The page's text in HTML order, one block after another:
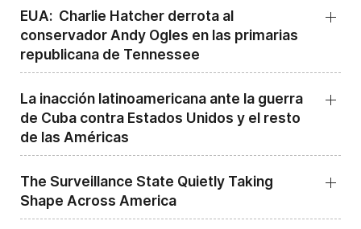
EUA: Charlie Hatcher derrota al
conservador Andy Ogles en las primarias
republicana de Tennessee
La inacción latinoamericana ante la guerra
de Cuba contra Estados Unidos y el resto
de las Américas
The Surveillance State Quietly Taking
Shape Across America